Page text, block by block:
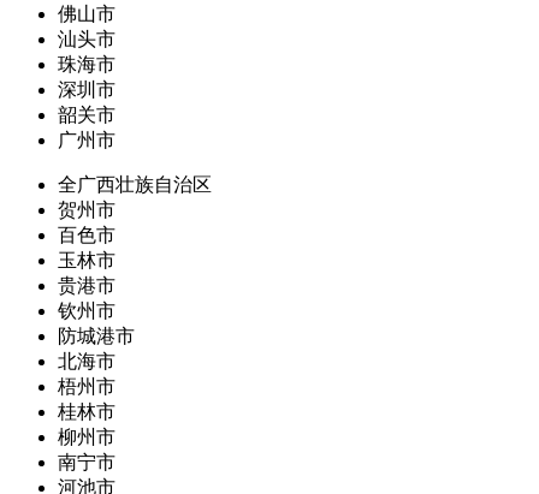
佛山市
汕头市
珠海市
深圳市
韶关市
广州市
全广西壮族自治区
贺州市
百色市
玉林市
贵港市
钦州市
防城港市
北海市
梧州市
桂林市
柳州市
南宁市
河池市